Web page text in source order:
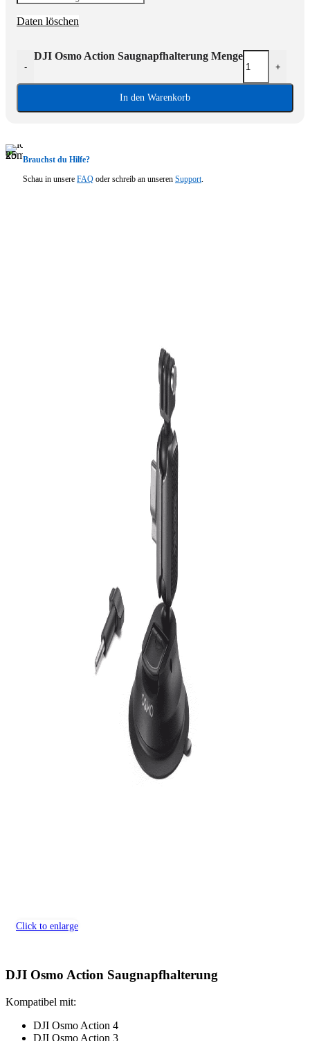
Daten löschen
-
DJI Osmo Action Saugnapfhalterung Menge
+
In den Warenkorb
Brauchst du Hilfe?
Schau in unsere FAQ oder schreib an unseren Support.
Click to enlarge
DJI Osmo Action Saugnapfhalterung
Kompatibel mit:
DJI Osmo Action 4
DJI Osmo Action 3